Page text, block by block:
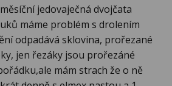
jedovaječná dvojčata
máme problém s drolením
odpadává sklovina, prořezané
jen řezáky jsou prořezáné
mám strach že o ně